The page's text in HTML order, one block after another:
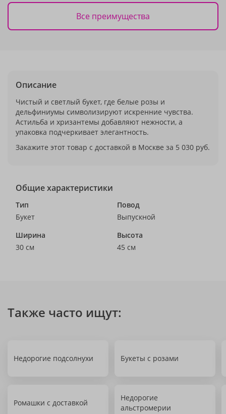
Все преимущества
Описание
Чистый и светлый букет, где белые розы и
дельфиниумы символизируют искренние чувства.
Астильба и хризантемы добавляют нежности, а
упаковка подчеркивает элегантность.
Закажите этот товар с доставкой в Москве за 5 030 руб.
Общие характеристики
Тип
Букет
Повод
Выпускной
Ширина
30 см
Высота
45 см
Также часто ищут:
Недорогие подсолнухи Букеты с розами
Ромашки с доставкой
Недорогие
альстромерии